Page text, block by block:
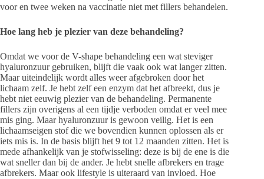
voor en twee weken na vaccinatie niet met fillers behandelen.
Hoe lang heb je plezier van deze behandeling?
Omdat we voor de V-shape behandeling een wat steviger
hyaluronzuur gebruiken, blijft die vaak ook wat langer zitten.
Maar uiteindelijk wordt alles weer afgebroken door het
lichaam zelf. Je hebt zelf een enzym dat het afbreekt, dus je
hebt niet eeuwig plezier van de behandeling. Permanente
fillers zijn overigens al een tijdje verboden omdat er veel mee
mis ging. Maar hyaluronzuur is gewoon veilig. Het is een
lichaamseigen stof die we bovendien kunnen oplossen als er
iets mis is. In de basis blijft het 9 tot 12 maanden zitten. Het is
mede afhankelijk van je stofwisseling: deze is bij de ene is die
wat sneller dan bij de ander. Je hebt snelle afbrekers en trage
afbrekers. Maar ook lifestyle is uiteraard van invloed. Hoe